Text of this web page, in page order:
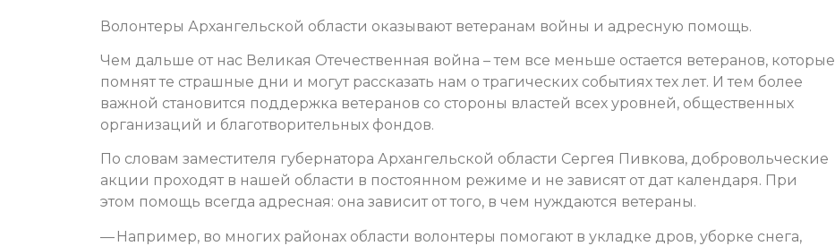
Волонтеры Архангельской области оказывают ветеранам войны и адресную помощь.
Чем дальше от нас Великая Отечественная война – тем все меньше остается ветеранов, которые
помнят те страшные дни и могут рассказать нам о трагических событиях тех лет. И тем более
важной становится поддержка ветеранов со стороны властей всех уровней, общественных
организаций и благотворительных фондов.
По словам заместителя губернатора Архангельской области Сергея Пивкова, добровольческие
акции проходят в нашей области в постоянном режиме и не зависят от дат календаря. При
этом помощь всегда адресная: она зависит от того, в чем нуждаются ветераны.
— Например, во многих районах области волонтеры помогают в укладке дров, уборке снега,